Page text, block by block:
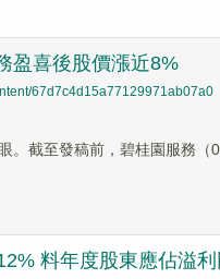
盈喜後股價漲近8%
67d7c4d15a77129971ab07a0
。截至發稿前，碧桂園服務
料年度股東應佔溢